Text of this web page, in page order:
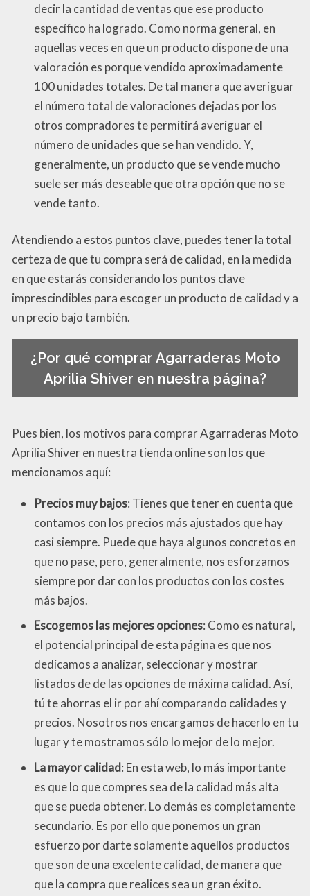
decir la cantidad de ventas que ese producto
específico ha logrado. Como norma general, en
aquellas veces en que un producto dispone de una
valoración es porque vendido aproximadamente
100 unidades totales. De tal manera que averiguar
el número total de valoraciones dejadas por los
otros compradores te permitirá averiguar el
número de unidades que se han vendido. Y,
generalmente, un producto que se vende mucho
suele ser más deseable que otra opción que no se
vende tanto.
Atendiendo a estos puntos clave, puedes tener la total
certeza de que tu compra será de calidad, en la medida
en que estarás considerando los puntos clave
imprescindibles para escoger un producto de calidad y a
un precio bajo también.
¿Por qué comprar Agarraderas Moto
Aprilia Shiver en nuestra página?
Pues bien, los motivos para comprar Agarraderas Moto
Aprilia Shiver en nuestra tienda online son los que
mencionamos aquí:
Precios muy bajos: Tienes que tener en cuenta que
contamos con los precios más ajustados que hay
casi siempre. Puede que haya algunos concretos en
que no pase, pero, generalmente, nos esforzamos
siempre por dar con los productos con los costes
más bajos.
Escogemos las mejores opciones: Como es natural,
el potencial principal de esta página es que nos
dedicamos a analizar, seleccionar y mostrar
listados de de las opciones de máxima calidad. Así,
tú te ahorras el ir por ahí comparando calidades y
precios. Nosotros nos encargamos de hacerlo en tu
lugar y te mostramos sólo lo mejor de lo mejor.
La mayor calidad: En esta web, lo más importante
es que lo que compres sea de la calidad más alta
que se pueda obtener. Lo demás es completamente
secundario. Es por ello que ponemos un gran
esfuerzo por darte solamente aquellos productos
que son de una excelente calidad, de manera que
que la compra que realices sea un gran éxito.